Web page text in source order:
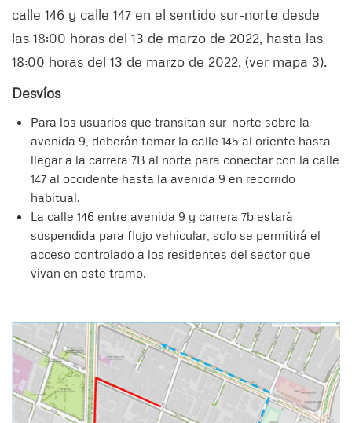
calle 146 y calle 147 en el sentido sur-norte desde
las 18:00 horas del 13 de marzo de 2022, hasta las
18:00 horas del 13 de marzo de 2022. (ver mapa 3).
Desvíos
Para los usuarios que transitan sur-norte sobre la
avenida 9, deberán tomar la calle 145 al oriente hasta
llegar a la carrera 7B al norte para conectar con la calle
147 al occidente hasta la avenida 9 en recorrido
habitual.
La calle 146 entre avenida 9 y carrera 7b estará
suspendida para flujo vehicular, solo se permitirá el
acceso controlado a los residentes del sector que
vivan en este tramo.